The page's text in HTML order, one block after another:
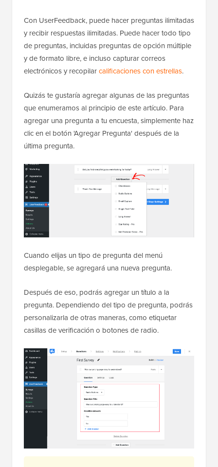
Con UserFeedback, puede hacer preguntas ilimitadas
y recibir respuestas ilimitadas. Puede hacer todo tipo
de preguntas, incluidas preguntas de opción múltiple
y de formato libre, e incluso capturar correos
electrónicos y recopilarcalificaciones con estrellas.
Quizás te gustaría agregar algunas de las preguntas
que enumeramos al principio de este artículo. Para
agregar una pregunta a tu encuesta, simplemente haz
clic en el botón 'Agregar Pregunta' después de la
última pregunta.
Cuando elijas un tipo de pregunta del menú
desplegable, se agregará una nueva pregunta.
Después de eso, podrás agregar un título a la
pregunta. Dependiendo del tipo de pregunta, podrás
personalizarla de otras maneras, como etiquetar
casillas de verificación o botones de radio.